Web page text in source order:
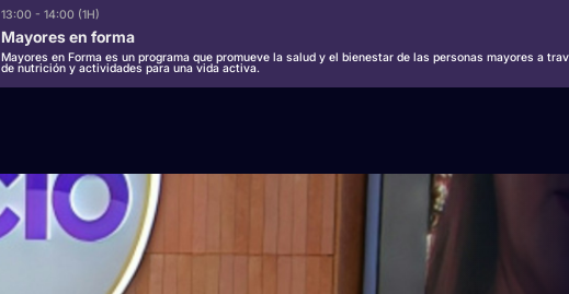
13:00 - 14:00 (1H)
Mayores en forma
Mayores en Forma es un programa que promueve la salud y el bienestar de las personas mayores a
de nutrición y actividades para una vida activa.